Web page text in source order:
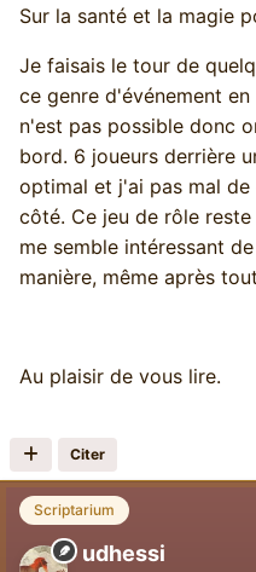
Sur la santé et la magie
Je faisais le tour de
ce genre d'événement
n'est pas possible donc
bord. 6 joueurs derrière
optimal et j'ai pas mal
côté. Ce jeu de rôle
me semble intéressant
manière, même après
Au plaisir de vous lire.
Citer
Scriptarium
udhessi